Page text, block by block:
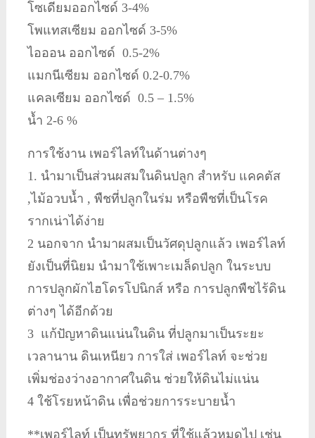
โซเดียมออกไซด์ 3-4%
โพแทสเซียม ออกไซด์ 3-5%
ไอออน ออกไซด์ 0.5-2%
แมกนีเซียม ออกไซด์ 0.2-0.7%
แคลเซียม ออกไซด์ 0.5 – 1.5%
น้ำ 2-6 %
การใช้งาน เพอร์ไลท์ในด้านต่างๆ
1. นำมาเป็นส่วนผสมในดินปลูก สำหรับ แคคตัส
,ไม้อวบน้ำ , พืชที่ปลูกในร่ม หรือพืชที่เป็นโรค
รากเน่าได้ง่าย
2 นอกจาก นำมาผสมเป็นวัศดุปลูกแล้ว เพอร์ไลท์
ยังเป็นที่นิยม นำมาใช้เพาะเมล็ดปลูก ในระบบ
การปลูกผักไฮโดรโปนิกส์ หรือ การปลูกพืชไร้ดิน
ต่างๆ ได้อีกด้วย
3 แก้ปัญหาดินแน่นในดิน ที่ปลูกมาเป็นระยะ
เวลานาน ดินเหนียว การใส่ เพอร์ไลท์ จะช่วย
เพิ่มช่องว่างอากาศในดิน ช่วยให้ดินไม่แน่น
4 ใช้โรยหน้าดิน เพื่อช่วยการระบายน้ำ
**เพอร์ไลท์ เป็นทรัพยากร ที่ใช้แล้วหมดไป เช่น